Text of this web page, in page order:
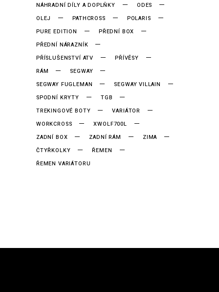
NÁHRADNÍ DÍLY A DOPLŇKY
ODES
OLEJ
PATHCROSS
POLARIS
PURE EDITION
PŘEDNÍ BOX
PŘEDNÍ NÁRAZNÍK
PŘÍSLUŠENSTVÍ ATV
PŘÍVĚSY
RÁM
SEGWAY
SEGWAY FUGLEMAN
SEGWAY VILLAIN
SPODNÍ KRYTY
TGB
TREKINGOVÉ BOTY
VARIÁTOR
WORKCROSS
XWOLF700L
ZADNÍ BOX
ZADNÍ RÁM
ZIMA
ČTYŘKOLKY
ŘEMEN
ŘEMEN VARIÁTORU